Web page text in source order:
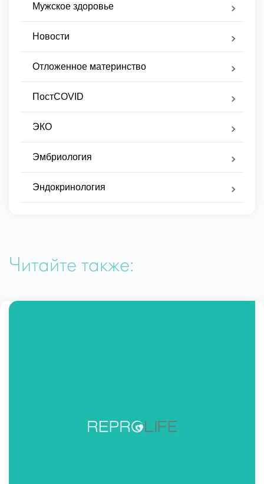
Мужское здоровье
Новости
Отложенное материнство
ПостCOVID
ЭКО
Эмбриология
Эндокринология
Читайте также: